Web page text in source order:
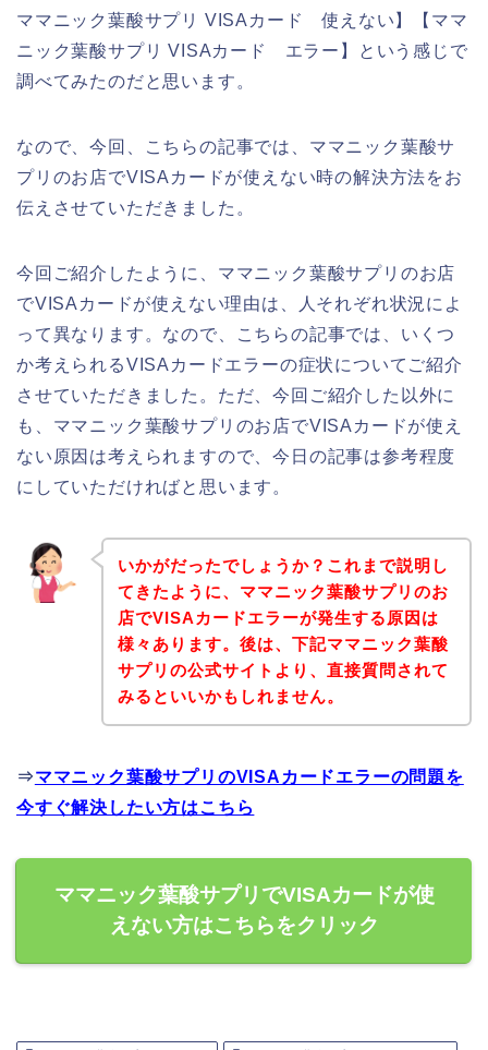
ママニック葉酸サプリ VISAカード 使えない】【ママ
ニック葉酸サプリ VISAカード エラー】という感じで
調べてみたのだと思います。
なので、今回、こちらの記事では、ママニック葉酸サ
プリのお店でVISAカードが使えない時の解決方法をお
伝えさせていただきました。
今回ご紹介したように、ママニック葉酸サプリのお店
でVISAカードが使えない理由は、人それぞれ状況によ
って異なります。なので、こちらの記事では、いくつ
か考えられるVISAカードエラーの症状についてご紹介
させていただきました。ただ、今回ご紹介した以外に
も、ママニック葉酸サプリのお店でVISAカードが使え
ない原因は考えられますので、今日の記事は参考程度
にしていただければと思います。
いかがだったでしょうか？これまで説明し
てきたように、ママニック葉酸サプリのお
店でVISAカードエラーが発生する原因は
様々あります。後は、下記ママニック葉酸
サプリの公式サイトより、直接質問されて
みるといいかもしれません。
⇒ママニック葉酸サプリのVISAカードエラーの問題を
今すぐ解決したい方はこちら
ママニック葉酸サプリでVISAカードが使
えない方はこちらをクリック